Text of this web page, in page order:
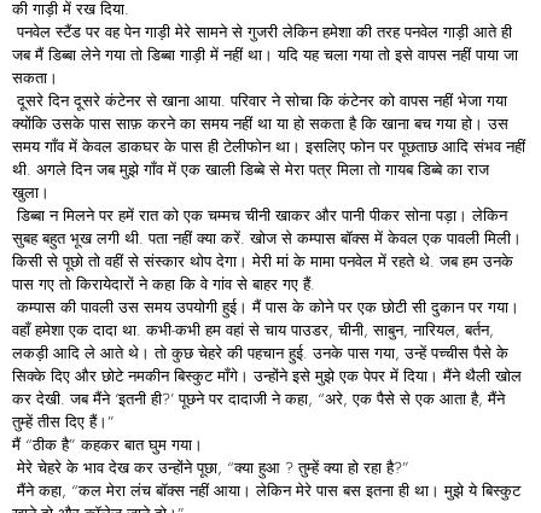
की गाड़ी में रख दिया.
पनवेल स्टैंड पर वह पेन गाड़ी मेरे सामने से गुजरी लेकिन हमेशा की तरह पनवेल गाड़ी आते ही
जब मैं डिब्बा लेने गया तो डिब्बा गाड़ी में नहीं था। यदि यह चला गया तो इसे वापस नहीं पाया जा
सकता।
दूसरे दिन दूसरे कंटेनर से खाना आया. परिवार ने सोचा कि कंटेनर को वापस नहीं भेजा गया
क्योंकि उसके पास साफ़ करने का समय नहीं था या हो सकता है कि खाना बच गया हो। उस
समय गाँव में केवल डाकघर के पास ही टेलीफोन था। इसलिए फोन पर पूछताछ आदि संभव नहीं
थी. अगले दिन जब मुझे गाँव में एक खाली डिब्बे से मेरा पत्र मिला तो गायब डिब्बे का राज
खुला।
डिब्बा न मिलने पर हमें रात को एक चम्मच चीनी खाकर और पानी पीकर सोना पड़ा। लेकिन
सुबह बहुत भूख लगी थी. पता नहीं क्या करें. खोज से कम्पास बॉक्स में केवल एक पावली मिली।
किसी से पूछो तो वहीं से संस्कार थोप देगा। मेरी मां के मामा पनवेल में रहते थे. जब हम उनके
पास गए तो किरायेदारों ने कहा कि वे गांव से बाहर गए हैं.
कम्पास की पावली उस समय उपयोगी हुई। मैं पास के कोने पर एक छोटी सी दुकान पर गया।
वहाँ हमेशा एक दादा था. कभी-कभी हम वहां से चाय पाउडर, चीनी, साबुन, नारियल, बर्तन,
लकड़ी आदि ले आते थे। तो कुछ चेहरे की पहचान हुई. उनके पास गया, उन्हें पच्चीस पैसे के
सिक्के दिए और छोटे नमकीन बिस्कुट माँगे। उन्होंने इसे मुझे एक पेपर में दिया। मैंने थैली खोल
कर देखी. जब मैंने ‘इतनी ही?’ पूछने पर दादाजी ने कहा, “अरे, एक पैसे से एक आता है, मैंने
तुम्हें तीस दिए हैं।”
मैं “ठीक है” कहकर बात घुम गया।
मेरे चेहरे के भाव देख कर उन्होंने पूछा, “क्या हुआ ? तुम्हें क्या हो रहा है?”
मैंने कहा, “कल मेरा लंच बॉक्स नहीं आया। लेकिन मेरे पास बस इतना ही था। मुझे ये बिस्कुट